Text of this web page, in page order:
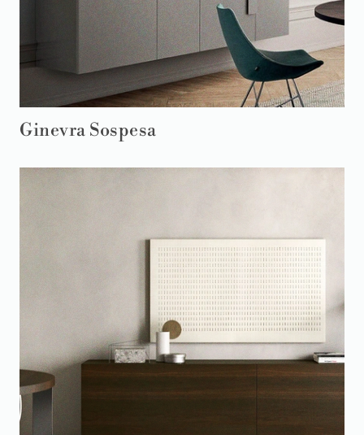
Ginevra Sospesa